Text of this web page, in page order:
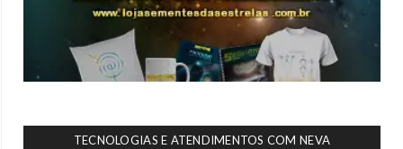
TECNOLOGIAS E ATENDIMENTOS COM NEVA